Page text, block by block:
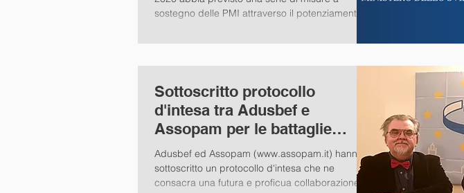
sostegno delle PMI attraverso il potenziamento...
Sottoscritto protocollo
d'intesa tra Adusbef e
Assopam per le battaglie
comuni
Adusbef ed Assopam (www.assopam.it) hanno
sottoscritto un protocollo d'intesa che ne
consacra una futura e proficua collaborazione...